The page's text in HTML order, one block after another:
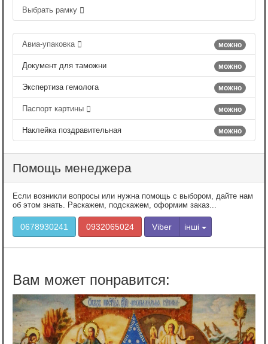
Выбрать рамку
можно
Авиа-упаковка
можно
Документ для таможни
можно
Экспертиза гемолога
можно
Паспорт картины
можно
Наклейка поздравительная
Помощь менеджера
Если возникли вопросы или нужна помощь с выбором, дайте нам
об этом знать. Раскажем, подскажем, оформим заказ...
0678930241 0932065024 Viber інші